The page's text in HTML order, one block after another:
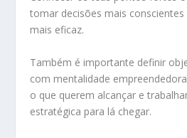
tomar decisões mais
mais eficaz.
Também é importante definir
com mentalidade
o que querem alcançar e
estratégica para lá chegar.